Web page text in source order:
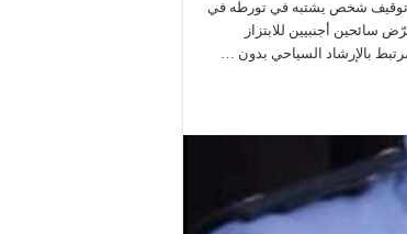
صباح اليوم الأربعاء 5 غشت الجاري، من توقيف شخص يشتبه في تورطه في
سائحين أجنبيين للابتزاز
بالإرشاد السياحي بدون …